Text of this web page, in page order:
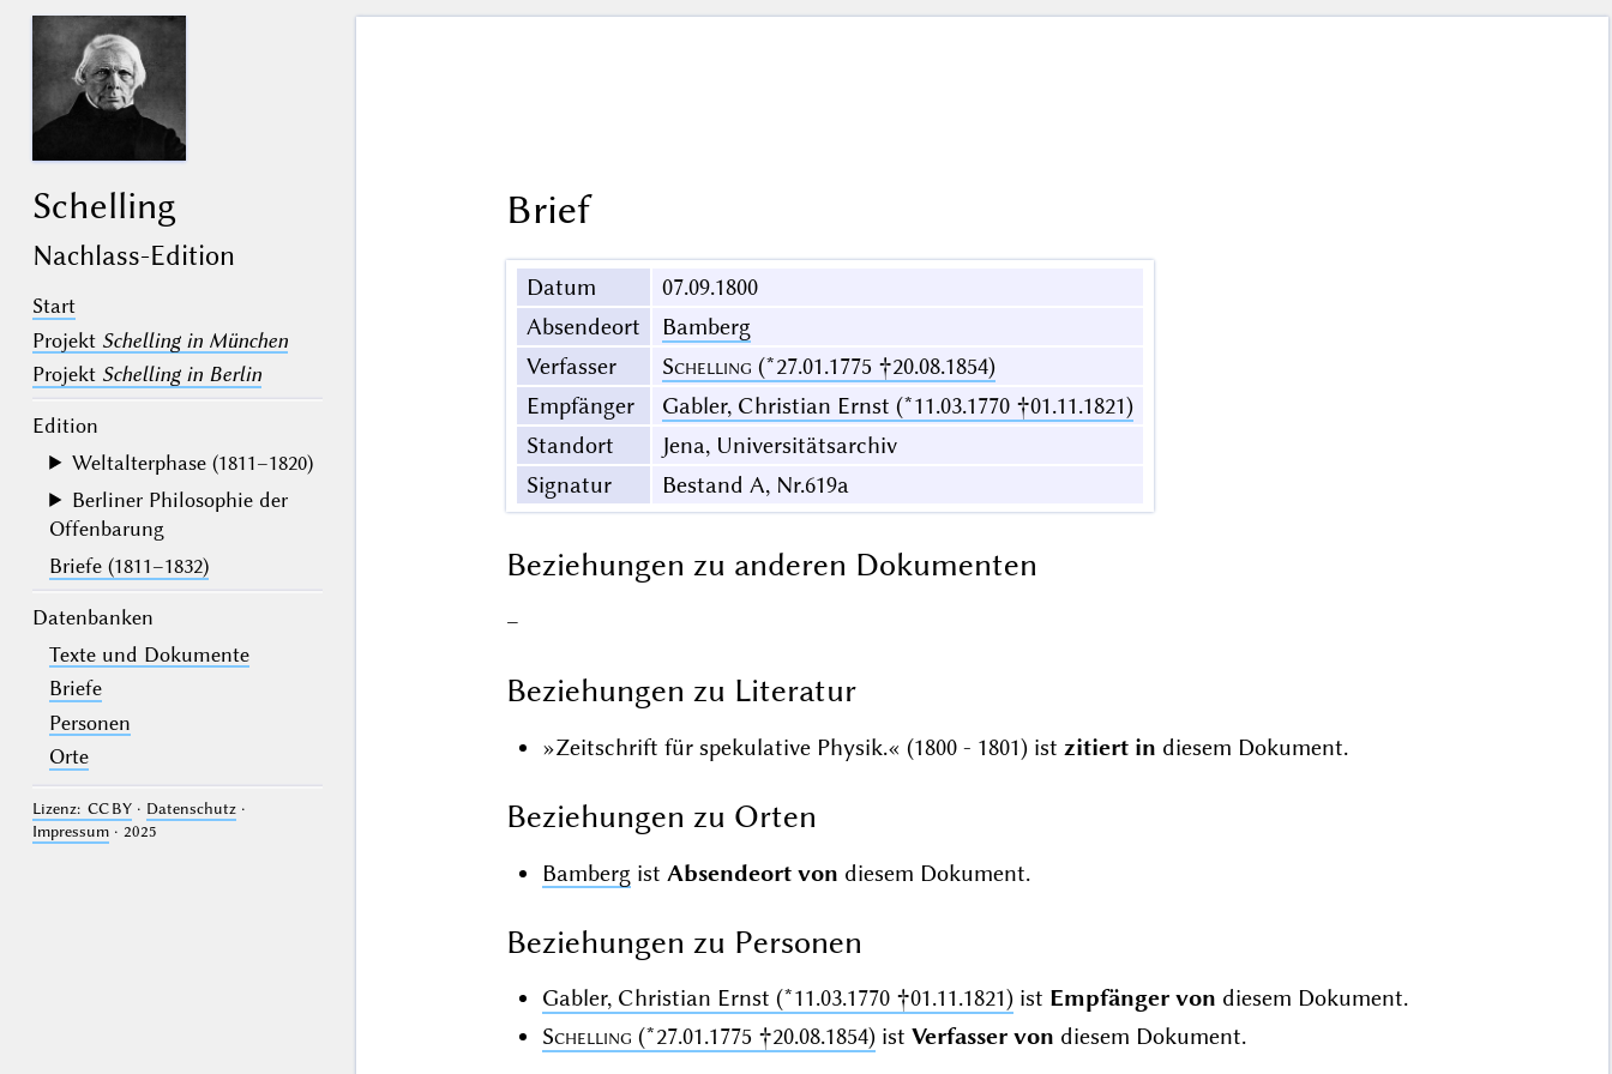
Schelling
Nachlass-Edition
Start
Projekt Schelling in München
Projekt Schelling in Berlin
Edition
Weltalterphase (1811–1820)
Berliner Philosophie der
Offenbarung
Briefe (1811–1832)
Datenbanken
Texte und Dokumente
Briefe
Personen
Orte
Lizenz: CC BY· Datenschutz·
Impressum· 2025
Brief
Datum
07.09.1800
Absendeort
Bamberg
Verfasser
Schelling (*27.01.1775 †20.08.1854)
Empfänger
Gabler, Christian Ernst (*11.03.1770 †01.11.1821)
Standort
Jena, Universitätsarchiv
Signatur
Bestand A, Nr.619a
Beziehungen zu anderen Dokumenten
–
Beziehungen zu Literatur
»Zeitschrift für spekulative Physik.« (1800 - 1801) ist zitiert in diesem Dokument.
Beziehungen zu Orten
Bamberg ist Absendeort von diesem Dokument.
Beziehungen zu Personen
Gabler, Christian Ernst (*11.03.1770 †01.11.1821)ist Empfänger von diesem Dokument.
Schelling (*27.01.1775 †20.08.1854)ist Verfasser von diesem Dokument.